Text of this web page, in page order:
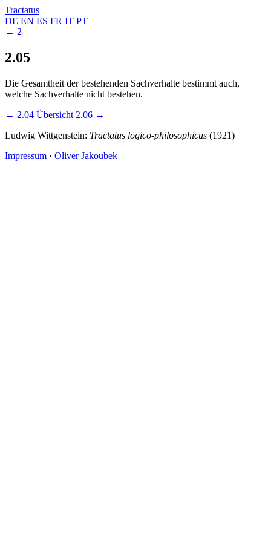
Tractatus
DE EN ES FR IT PT
← 2
2.05
Die Gesamtheit der bestehenden Sachverhalte bestimmt auch,
welche Sachverhalte nicht bestehen.
← 2.04 Übersicht 2.06 →
Ludwig Wittgenstein: Tractatus logico-philosophicus (1921)
Impressum · Oliver Jakoubek